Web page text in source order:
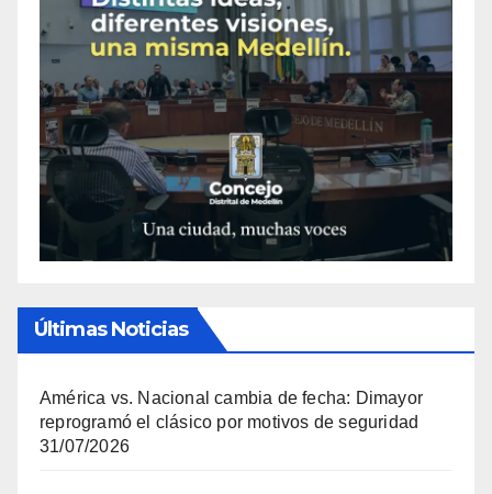
Últimas Noticias
América vs. Nacional cambia de fecha: Dimayor
reprogramó el clásico por motivos de seguridad
31/07/2026